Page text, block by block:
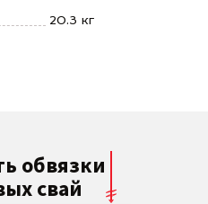
20.3 кг
обвязки
свай